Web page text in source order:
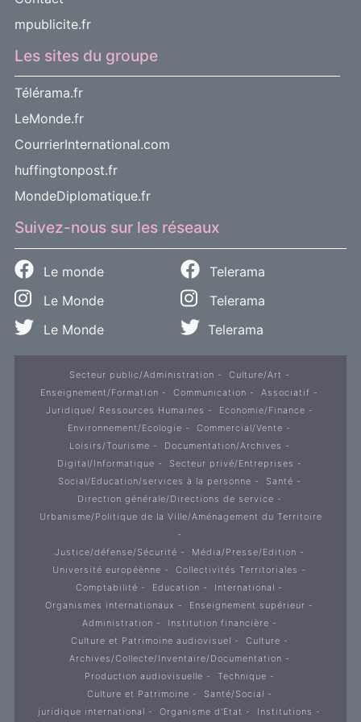
mpublicite.fr
Les sites du groupe
Télérama.fr
LeMonde.fr
CourrierInternational.com
huffingtonpost.fr
MondeDiplomatique.fr
Suivez-nous sur les réseaux
Le monde
Telerama
Le Monde
Telerama
Le Monde
Telerama
Secteur public/Administration
Culture/Art
Enseignement/Formation
Communication
Associatif
Juridique/ Ressources Humaines
Economie/Finance
Environnement/Ecologie
Commercial/Vente
Loisirs/Tourisme
Documentation/Archives
Digital/Informatique
Secteur privé/Entreprises
Social/Education/services à la personne
Santé
Direction générale/Directions de service
Urbanisme/Politique de la Ville/Aménagement du Territoire
Justice/défense/Sécurité
Média/Presse/Edition
Université européènne
Collectivités Territoriales
Comptabilité
Education
International
Organismes internationaux
Enseignement supérieur
Administration
Institution financière
Culture et Patrimoine audiovisuel
Culture
Archives/Collecte/Inventaire/Documentation
Production audiovisuelle
Technique
Culture et Patrimoine
Santé/Social
juridique international
Organisme d'Etat Institutions